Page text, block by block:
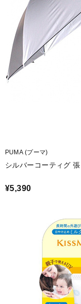
PUMA (プーマ)
シルバーコーティグ
¥5,390